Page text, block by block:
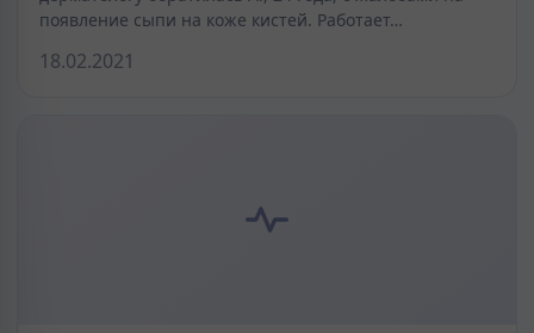
появление сыпи на коже кистей. Работает…
18.02.2021